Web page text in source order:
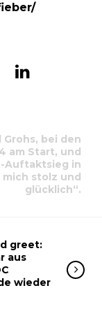
Grohs, bei den
am Start, und
Auftaktsieg in
stolz und
glücklich“.
greet:
aus
wieder